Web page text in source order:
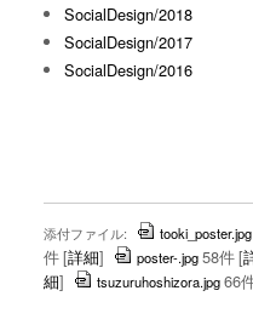
SocialDesign/2018
SocialDesign/2017
SocialDesign/2016
添付ファイル: tooki_poster.jpg
件[詳細] poster-.jpg58件[
細] tsuzuruhoshizora.jpg66